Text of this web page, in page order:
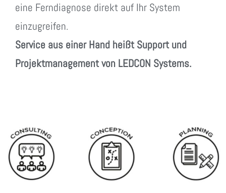
eine Ferndiagnose direkt auf Ihr System
einzugreifen.
Service aus einer Hand heißt Support und
Projektmanagement von LEDCON Systems.